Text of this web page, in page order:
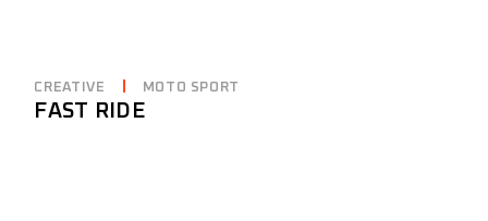
CREATIVE MOTO SPORT
FAST RIDE